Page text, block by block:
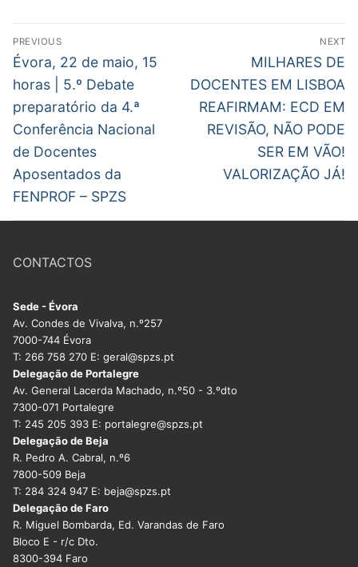
Revista Intervir
Contactos
Navegação
de
artigos
PREVIOUS
Previous
post:
Évora, 22 de maio, 15
horas | 5.º Debate
preparatório da 4.ª
Conferência Nacional
de Docentes
Aposentados da
FENPROF – SPZS
NEXT
Next
post:
MILHARES DE
DOCENTES EM LISBOA
REAFIRMAM: ECD EM
REVISÃO, NÃO PODE
SER EM VÃO!
VALORIZAÇÃO JÁ!
CONTACTOS
Sede - Évora
Av. Condes de Vivalva, n.º257
7000-744 Évora
T: 266 758 270 E: geral@spzs.pt
Delegação de Portalegre
Av. General Lacerda Machado, n.º50 - 3.ºdto
7300-071 Portalegre
T: 245 205 393 E: portalegre@spzs.pt
Delegação de Beja
R. Pedro A. Cabral, n.º6
7800-509 Beja
T: 284 324 947 E: beja@spzs.pt
Delegação de Faro
R. Miguel Bombarda, Ed. Varandas de Faro
Bloco E - r/c Dto.
8300-394 Faro